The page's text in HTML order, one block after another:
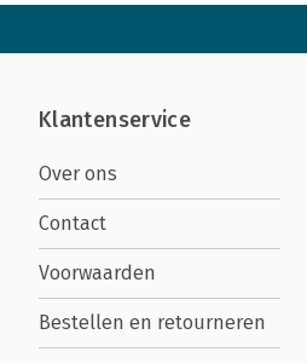
Klantenservice
Over ons
Contact
Voorwaarden
Bestellen en retourneren